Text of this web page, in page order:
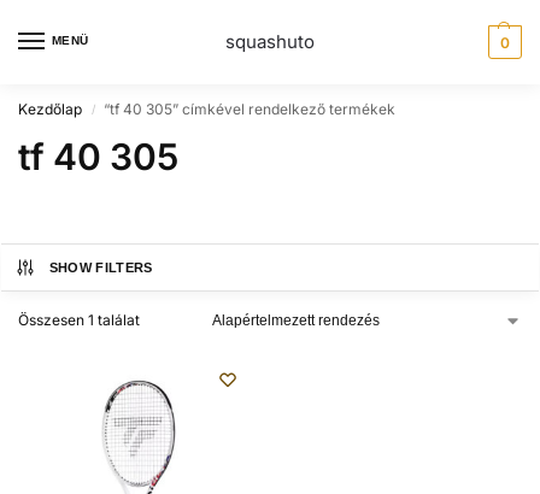
MENÜ squashuto 0
Kezdőlap / “tf 40 305” címkével rendelkező termékek
tf 40 305
SHOW FILTERS
Összesen 1 találat